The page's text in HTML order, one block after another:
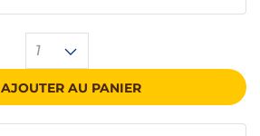
1
AJOUTER AU PANIER